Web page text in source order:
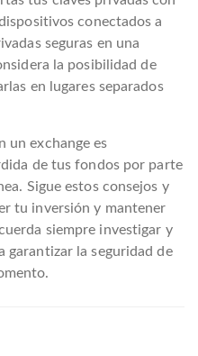
conectados a
seguras en una
la posibilidad de
en lugares separados
un exchange es
de tus fondos por parte
Sigue estos consejos y
tu inversión y mantener
siempre investigar y
garantizar la seguridad de